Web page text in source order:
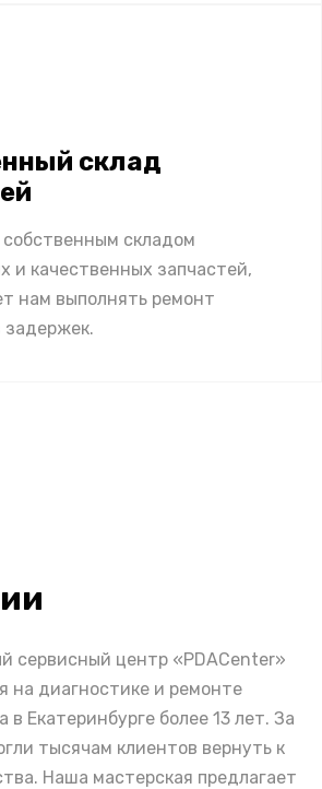
склад
собственным складом
и качественных запчастей,
нам выполнять ремонт
задержек.
сервисный центр «PDACenter»
на диагностике и ремонте
Екатеринбурге более 13 лет. За
тысячам клиентов вернуть к
Наша мастерская предлагает